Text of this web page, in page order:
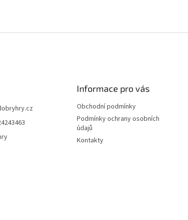
Informace pro vás
Obchodní podmínky
Podmínky ochrany osobních
údajů
Kontakty